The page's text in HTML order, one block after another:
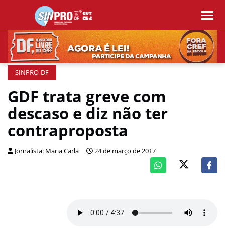
SINPRO-DF
GDF trata greve com
descaso e diz não ter
contraproposta
Jornalista: Maria Carla 24 de março de 2017